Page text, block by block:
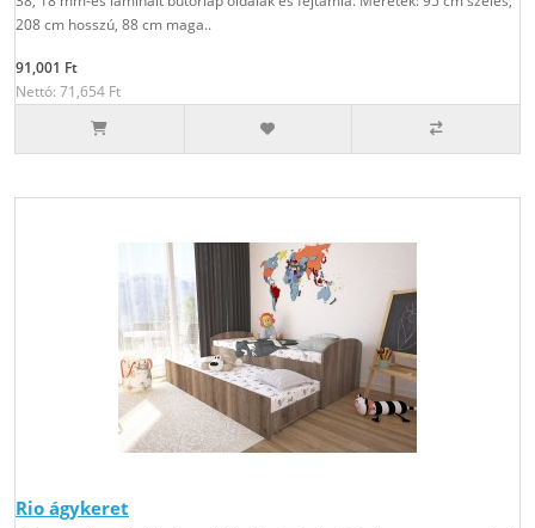
208 cm hosszú, 88 cm maga..
91,001 Ft
Nettó: 71,654 Ft
Rio ágykeret